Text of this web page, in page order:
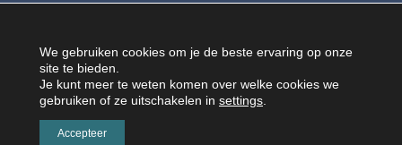
Contact
We gebruiken cookies om je de beste ervaring op onze
site te bieden.
Je kunt meer te weten komen over welke cookies we
gebruiken of ze uitschakelen in settings
Accepteer